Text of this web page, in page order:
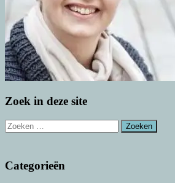
Zoek in deze site
Zoeken
naar:
Categorieën